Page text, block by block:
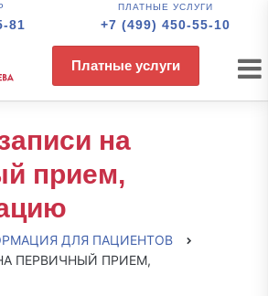
81
ПЛАТНЫЕ УСЛУГИ
+7 (499) 450-55-10
Платные услуги
на
прием,
ДЛЯ ПАЦИЕНТОВ
ПЕРВИЧНЫЙ ПРИЕМ,